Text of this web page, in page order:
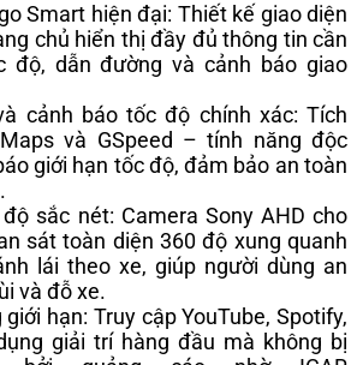
Smart hiện đại: Thiết kế giao diện
chủ hiển thị đầy đủ thông tin cần
độ, dẫn đường và cảnh báo giao
cảnh báo tốc độ chính xác: Tích
và GSpeed – tính năng độc
giới hạn tốc độ, đảm bảo an toàn
sắc nét: Camera Sony AHD cho
sát toàn diện 360 độ xung quanh
lái theo xe, giúp người dùng an
và đỗ xe.
hạn: Truy cập YouTube, Spotify,
giải trí hàng đầu mà không bị